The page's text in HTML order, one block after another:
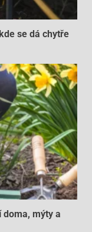
se dá chytře
mýty a